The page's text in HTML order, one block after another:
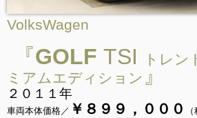
VolksWagen
『GOLF TSI
トレン
ミアムエディション 』
２０１１年
車両本体価格／ ￥８９９，０００